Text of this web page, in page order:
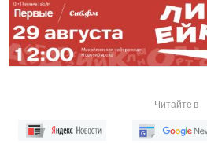
Читайте в